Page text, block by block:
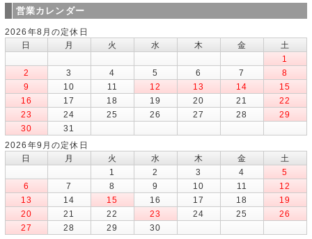
営業カレンダー
2026年8月の定休日
日
月 火 水 木 金
土
1
2
3 4 5 6 7
8
9
10 11 12 13 14
15
16
17 18 19 20 21
22
23
24 25 26 27 28
29
30
31
2026年9月の定休日
日
月 火 水 木 金
土
1
2 3 4
5
6
7 8 9 10 11
12
13
14 15 16 17 18
19
20
21 22 23 24 25
26
27
28 29
30